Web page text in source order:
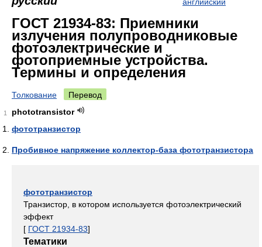
ГОСТ 21934-83: Приемники
излучения полупроводниковые
фотоэлектрические и
фотоприемные устройства.
Термины и определения
Толкование Перевод
1
phototransistor
фототранзистор
Пробивное напряжение коллектор-база фототранзистора
фототранзистор
Транзистор, в котором используется фотоэлектрический
эффект
[ ГОСТ 21934-83]
Тематики